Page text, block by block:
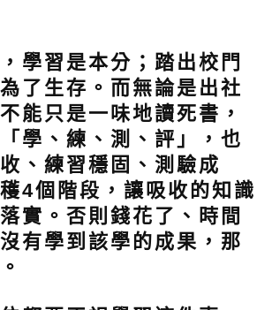
習是本分；踏出校門
了生存。而無論是出社
能只是一味地讀死書，
學、練、測、評」，也
、練習穩固、測驗成
4個階段，讓吸收的知識
實。否則錢花了、時間
有學到該學的成果，那